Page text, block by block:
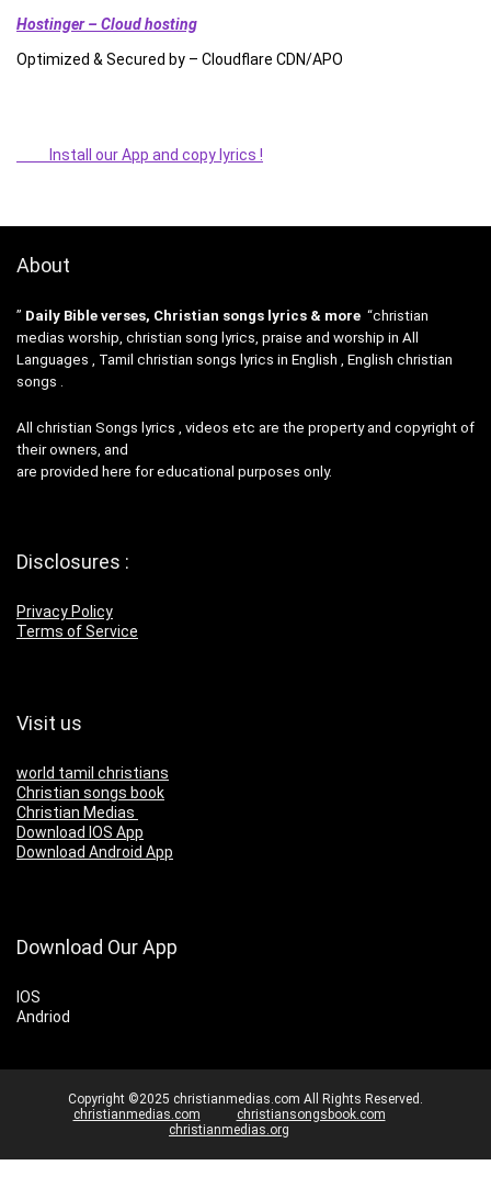
Hostinger – Cloud hosting
Optimized & Secured by – Cloudflare CDN/APO
Install our App and copy lyrics !
About
” Daily Bible verses, Christian songs lyrics & more “christian
medias worship, christian song lyrics, praise and worship in All
Languages , Tamil christian songs lyrics in English , English christian
songs .
All christian Songs lyrics , videos etc are the property and copyright of
their owners, and
are provided here for educational purposes only.
Disclosures :
Privacy Policy
Terms of Service
Visit us
world tamil christians
Christian songs book
Christian Medias
Download IOS App
Download Android App
Download Our App
IOS
Andriod
Copyright ©2025 christianmedias.com All Rights Reserved.
christianmedias.com
christiansongsbook.com
christianmedias.org